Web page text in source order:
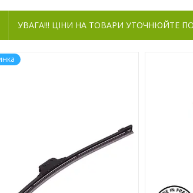
УВАГА!!! ЦІНИ НА ТОВАРИ УТОЧНЮЙТЕ